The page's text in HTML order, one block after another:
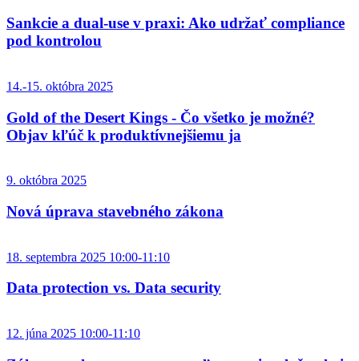
Sankcie a dual-use v praxi: Ako udržať compliance
pod kontrolou
14.-15. októbra 2025
Gold of the Desert Kings - Čo všetko je možné?
Objav kľúč k produktívnejšiemu ja
9. októbra 2025
Nová úprava stavebného zákona
18. septembra 2025 10:00-11:10
Data protection vs. Data security
12. júna 2025 10:00-11:10